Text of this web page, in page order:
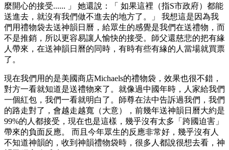
麼開心的接受...... 」 她還說：「 如果這裡（指S市政府）都能
送進去，就沒有我們做不進去的地方了。」 我想這是因為我
們用禮物袋去送神韻日曆，給眾生的感覺是我們在送禮物，而
不是推銷，所以更容易讓人愉快的接受。師父還慈悲的把有緣
人帶來，在送神韻日曆的同時，有時有些有緣的人當場就買票
了。
現在我們用的是美國商店Michaels的禮物袋，效果也很不錯，
對方一看就知道是送禮物來了。就像過中國年時，人家給我們
一個紅包，我們一看就明白了。師尊在法中告訴過我們，我們
的路走對了，會越走越寬（大意），前幾年送神韻日曆大約是
99%的人都接受，現在也是這樣，幾乎沒有太多「跨國迫害」
帶來的負面反應。 而且今年眾生的反應非常好，幾乎沒有人
不知道神韻的，收到神韻禮物袋時，很多人都說很想去看，神